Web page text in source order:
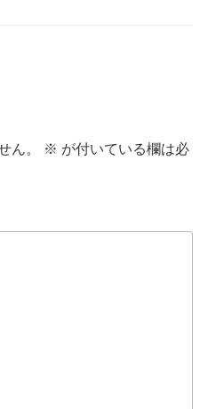
ん。 ※ が付いている欄は必